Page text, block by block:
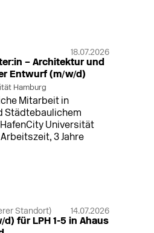
18.07.2026
– Architektur und
Entwurf (m/w/d)
Hamburg
Mitarbeit in
Städtebaulichem
Universität
3 Jahre
Standort) 14.07.2026
für LPH 1-5 in Ahaus